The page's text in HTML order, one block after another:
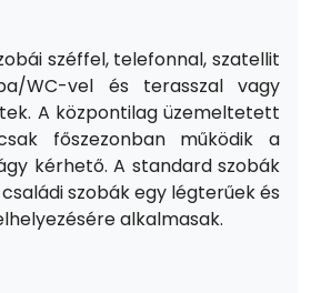
széffel, telefonnal, szatellit
WC-vel és terasszal vagy
A központilag üzemeltetett
főszezonban működik a
kérhető. A standard szobák
szobák egy légterűek és
alkalmasak.